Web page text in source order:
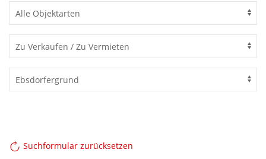
Suchformular zurücksetzen